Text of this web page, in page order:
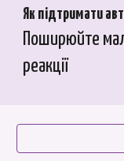
Як підтримати
Поширюйте
реакції